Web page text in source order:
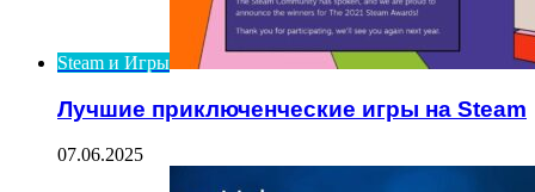
Steam и Игры
Лучшие приключенческие игры на Steam
07.06.2025